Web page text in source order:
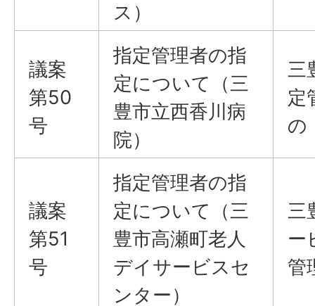
ス）
議案
第50
号
指定管理者の指
定について（三
豊市立西香川病
院）
三
定
の
議案
第51
号
指定管理者の指
定について（三
豊市高瀬町老人
デイサービスセ
ンター）
三
ー
管